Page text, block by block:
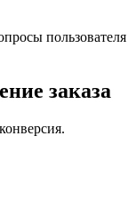
пользователя
заказа